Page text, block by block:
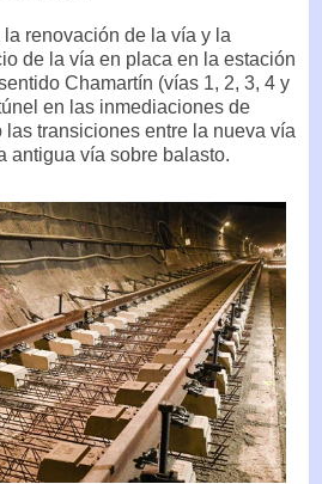
renovación de la vía y la
de la vía en placa en la estación
Chamartín (vías 1, 2, 3, 4 y
en las inmediaciones de
transiciones entre la nueva vía
antigua vía sobre balasto.